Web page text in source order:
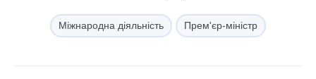
Міжнародна діяльність Прем'єр-міністр